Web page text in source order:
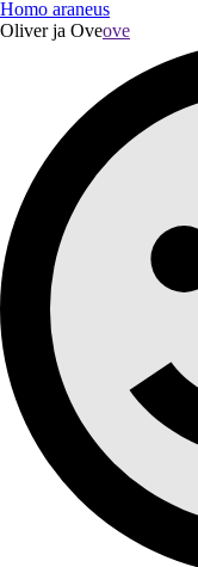
Homo araneus
Oliver ja Oveove